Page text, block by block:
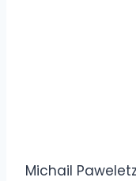
Michail